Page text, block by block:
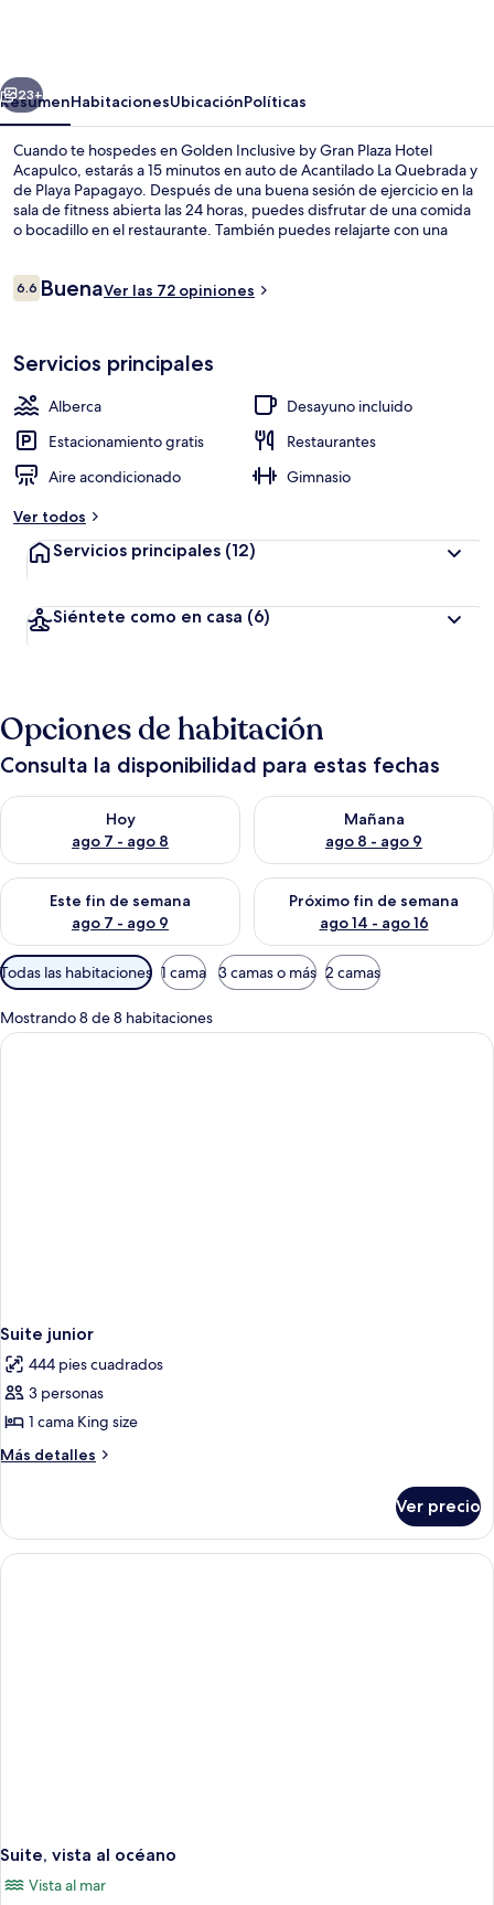
Plaza
Hotel
Acapulco
Siguiente
23+
ResumenHabitacionesUbicaciónPolíticas
Cuando te hospedes en Golden Inclusive by Gran Plaza Hotel
Acapulco, estarás a 15 minutos en auto de Acantilado La Quebrada y
de Playa Papagayo. Después de una buena sesión de ejercicio en la
sala de fitness abierta las 24 horas, puedes disfrutar de una comida
o bocadillo en el restaurante. También puedes relajarte con una
deli y su terraza.
Opiniones
6.66.6 de 10,
BuenaVer las 72 opiniones
Servicios principales
Alberca
Desayuno incluido
Estacionamiento gratis
Restaurantes
Aire acondicionado
Gimnasio
Ver todos
Servicios principales (12)
Siéntete como en casa (6)
Opciones de habitación
Consulta la disponibilidad para estas fechas
Hoy
ago 7 - ago 8
Consulta la disponibilidad para hoy ago 7 - ago 8
Mañana
ago 8 - ago 9
Consulta la disponibilidad
Este fin de semana
ago 7 - ago 9
Consulta la disponibilidad para este fin de semana ago 7 -
Próximo fin de semana
ago 14 - ago 16
Consulta la disponibilidad
Filtros
disponibles
para
las
Todas las habitaciones 1 cama 3 camas o más 2 camas
Mostrando 8 de 8 habitaciones
Suite junior
444 pies cuadrados
3 personas
1 cama King size
Más detalles
Más
junior
Ver precio
Suite, vista al océano
Vista al mar